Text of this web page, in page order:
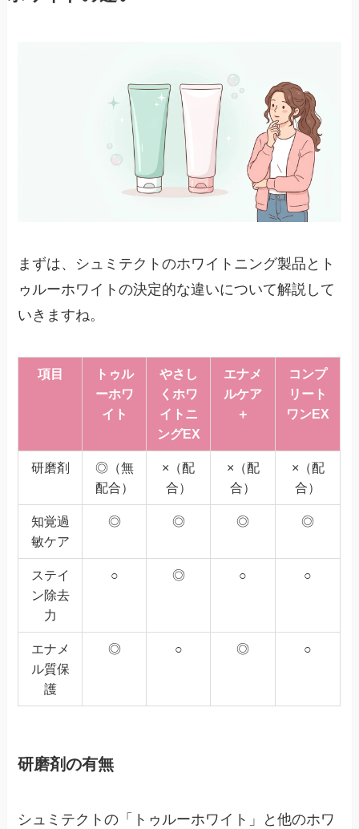
まずは、シュミテクトのホワイトニング製品とト
ゥルーホワイトの決定的な違いについて解説して
いきますね。
項目
トゥル
ーホワ
イト
やさし
くホワ
イトニ
ングEX
エナメ
ルケア
＋
コンプ
リート
ワンEX
研磨剤
◎（無
配合）
×（配
合）
×（配
合）
×（配
合）
知覚過
敏ケア
◎ ◎ ◎ ◎
ステイ
ン除去
力
○ ◎ ○ ○
エナメ
ル質保
護
◎ ○ ◎ ○
研磨剤の有無
シュミテクトの「トゥルーホワイト」と他のホワ